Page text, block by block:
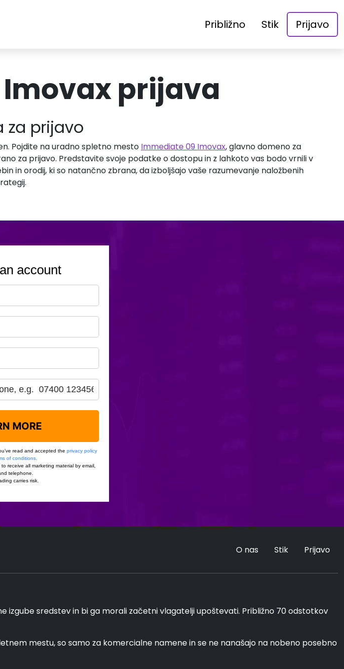
Približno Stik Prijavo
prijava
za prijavo
Pojdite na uradno spletno mesto Immediate 09 Imovax, glavno domeno za
za prijavo. Predstavite svoje podatke o dostopu in z lahkoto vas bodo vrnili v
in orodij, ki so natančno zbrana, da izboljšajo vaše razumevanje naložbenih
O nas Stik Prijavo
sredstev in bi ga morali začetni vlagatelji upoštevati. Približno 70 odstotkov
mestu, so samo za komercialne namene in se ne nanašajo na nobeno posebno